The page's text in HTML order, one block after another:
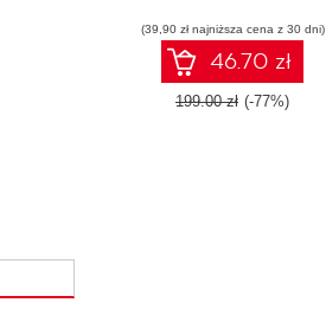
(39,90 zł najniższa cena z 30 dni)
46.70 zł
199.00 zł (-77%)